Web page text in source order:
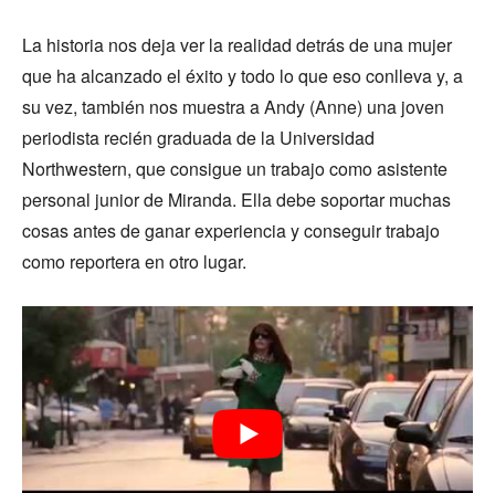
La historia nos deja ver la realidad detrás de una mujer
que ha alcanzado el éxito y todo lo que eso conlleva y, a
su vez, también nos muestra a Andy (Anne) una joven
periodista recién graduada de la Universidad
Northwestern, que consigue un trabajo como asistente
personal junior de Miranda. Ella debe soportar muchas
cosas antes de ganar experiencia y conseguir trabajo
como reportera en otro lugar.